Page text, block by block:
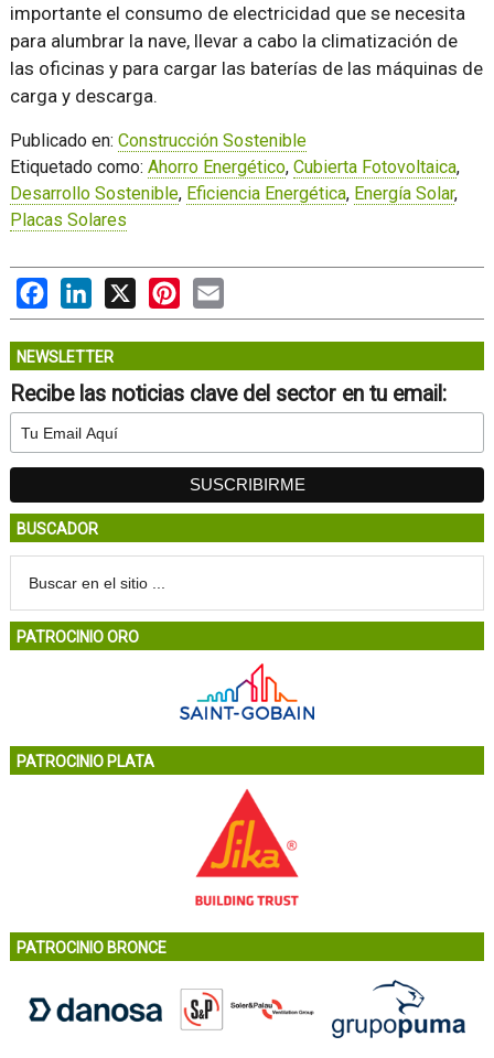
importante el consumo de electricidad que se necesita
para alumbrar la nave, llevar a cabo la climatización de
las oficinas y para cargar las baterías de las máquinas de
carga y descarga.
Publicado en: Construcción Sostenible
Etiquetado como: Ahorro Energético, Cubierta Fotovoltaica,
Desarrollo Sostenible, Eficiencia Energética, Energía Solar,
Placas Solares
FacebookLinkedIn
X PinterestEmail
NEWSLETTER
Recibe las noticias clave del sector en tu email:
BUSCADOR
PATROCINIO ORO
PATROCINIO PLATA
PATROCINIO BRONCE